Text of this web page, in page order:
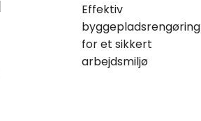
Effektiv
byggepladsrengøring
for et sikkert
arbejdsmiljø